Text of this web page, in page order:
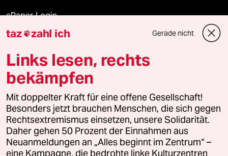
ePaper Login
Downloads für Abonnierende
© 2026 taz Verlags und Vertriebs GmbH
Alle Rechte vorbehalten. Bei rechtlichen Fragen oder für Genehmigungen
wenden Sie sich bitte an lizenzen@taz.de
Feedback Redaktionsstatut Kommune-Richtlinien
taz zahl ich Gerade nicht
Links lesen, rechts
bekämpfen
Mit doppelter Kraft für eine offene Gesellschaft!
Besonders jetzt brauchen Menschen, die sich gegen
Rechtsextremismus einsetzen, unsere Solidarität.
Daher gehen 50 Prozent der Einnahmen aus
Neuanmeldungen an „Alles beginnt im Zentrum“ –
eine Kampagne, die bedrohte linke Kulturzentren